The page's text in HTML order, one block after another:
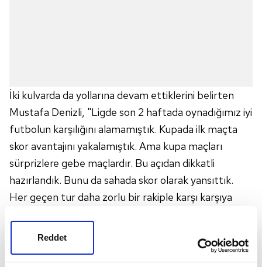
Reddet
İki kulvarda da yollarına devam ettiklerini belirten
Mustafa Denizli, "Ligde son 2 haftada oynadığımız iyi
futbolun karşılığını alamamıştık. Kupada ilk maçta
skor avantajını yakalamıştık. Ama kupa maçları
sürprizlere gebe maçlardır. Bu açıdan dikkatli
hazırlandık. Bunu da sahada skor olarak yansıttık.
Her geçen tur daha zorlu bir rakiple karşı karşıya
düşündüğümüz hedefleri buluruz. Futbol oynama
açısından zor bir havanın olduğu bir gündü.